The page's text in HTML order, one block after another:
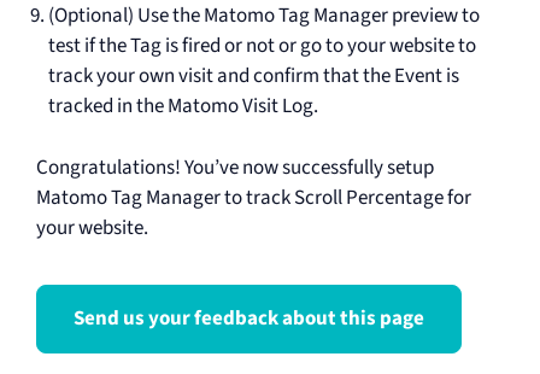
(Optional) Use the Matomo Tag Manager preview to
test if the Tag is fired or not or go to your website to
track your own visit and confirm that the Event is
tracked in the Matomo Visit Log.
Congratulations! You’ve now successfully setup
Matomo Tag Manager to track Scroll Percentage for
your website.
Send us your feedback about this page